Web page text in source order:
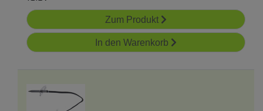
Zum Produkt
In den Warenkorb